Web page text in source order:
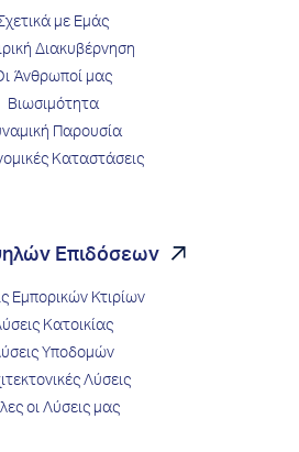
με Εμάς
Διακυβέρνηση
Άνθρωποί μας
Βιωσιμότητα
Παρουσία
Καταστάσεις
Επιδόσεων
Εμπορικών Κτιρίων
Κατοικίας
Υποδομών
Λύσεις
οι Λύσεις μας